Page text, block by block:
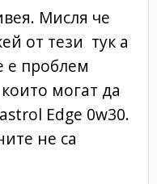
Мисля че
от тези тук а
е проблем
могат да
Edge 0w30.
не са